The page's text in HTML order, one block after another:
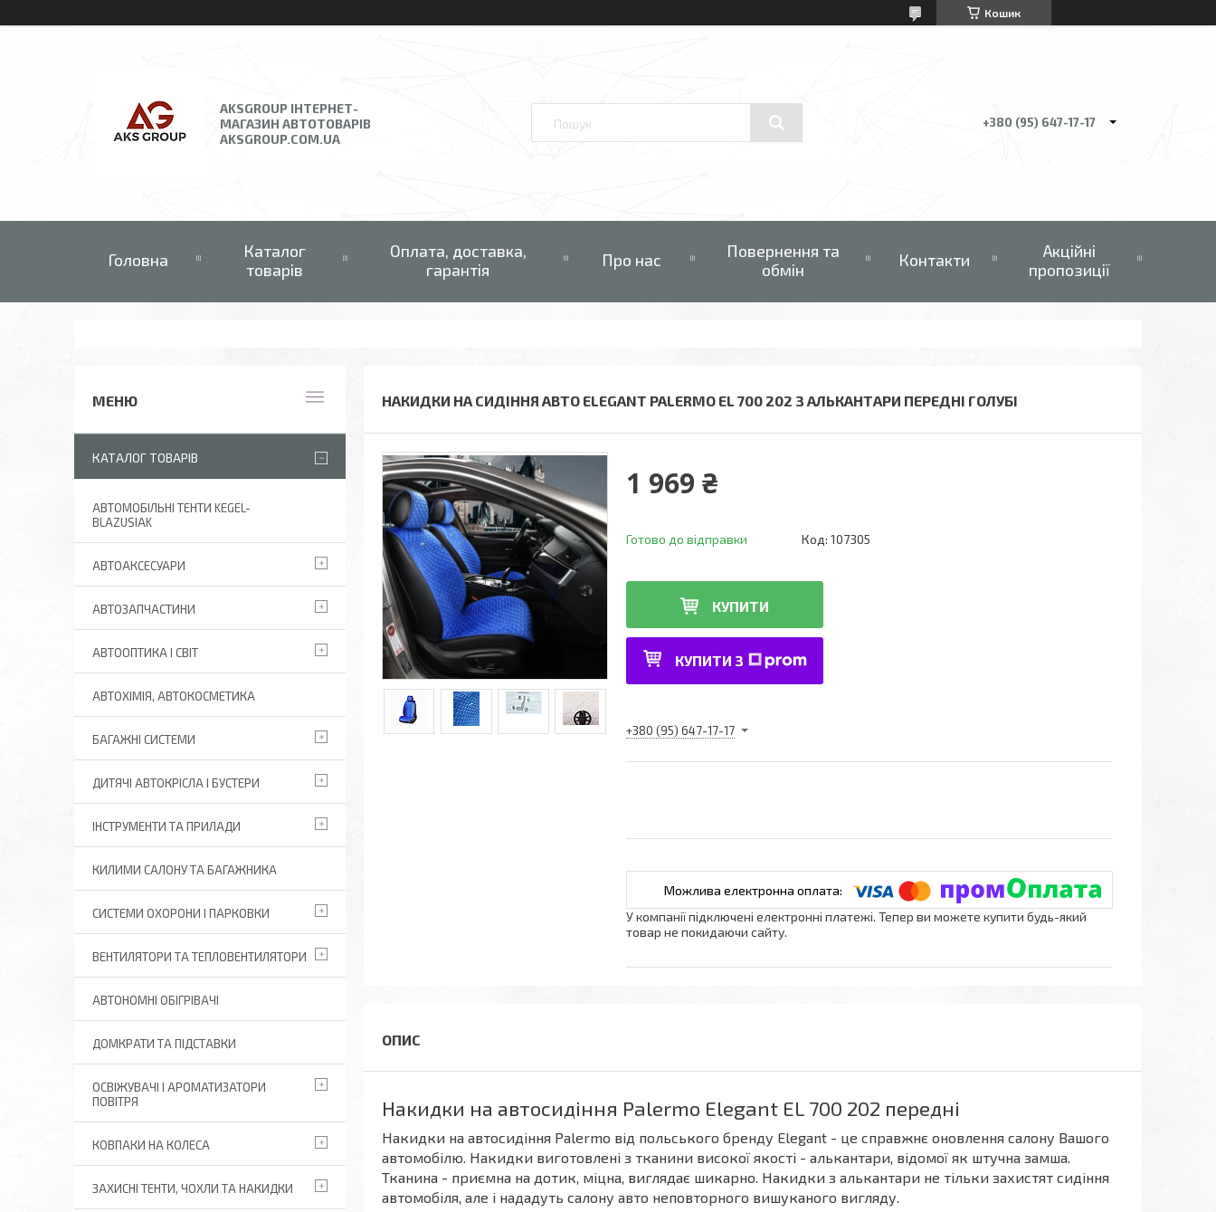
Кошик
AKSGROUP ІНТЕРНЕТ-
МАГАЗИН АВТОТОВАРІВ
AKSGROUP.COM.UA
+380 (95) 647-17-17
Головна
Каталог
товарів
Оплата, доставка,
гарантія
Про нас
Повернення та
обмін
Контакти
Акційні
пропозиції
НАКИДКИ НА СИДІННЯ АВТО ELEGANT PALERMO EL 700 202 З АЛЬКАНТАРИ ПЕРЕДНІ ГОЛУБІ
1 969 ₴
Готово до відправки Код: 107305
КУПИТИ
КУПИТИ З
+380 (95) 647-17-17
У компанії підключені електронні платежі. Тепер ви можете купити будь-який
товар не покидаючи сайту.
Накидки на автосидіння Palermo Elegant EL 700 202 передні
Накидки на автосидіння Palermo від польського бренду Elegant - це справжнє оновлення салону Вашого
автомобілю. Накидки виготовлені з тканини високої якості - алькантари, відомої як штучна замша.
Тканина - приємна на дотик, міцна, виглядає шикарно. Накидки з алькантари не тільки захистят сидіння
автомобіля, але і нададуть салону авто неповторного вишуканого вигляду.
КАТАЛОГ ТОВАРІВ
АВТОМОБІЛЬНІ ТЕНТИ KEGEL-
BLAZUSIAK
АВТОАКСЕСУАРИ
АВТОЗАПЧАСТИНИ
АВТООПТИКА І СВІТ
АВТОХІМІЯ, АВТОКОСМЕТИКА
БАГАЖНІ СИСТЕМИ
ДИТЯЧІ АВТОКРІСЛА І БУСТЕРИ
ІНСТРУМЕНТИ ТА ПРИЛАДИ
КИЛИМИ САЛОНУ ТА БАГАЖНИКА
СИСТЕМИ ОХОРОНИ І ПАРКОВКИ
ВЕНТИЛЯТОРИ ТА ТЕПЛОВЕНТИЛЯТОРИ
АВТОНОМНІ ОБІГРІВАЧІ
ДОМКРАТИ ТА ПІДСТАВКИ
ОСВІЖУВАЧІ І АРОМАТИЗАТОРИ
ПОВІТРЯ
КОВПАКИ НА КОЛЕСА
ЗАХИСНІ ТЕНТИ, ЧОХЛИ ТА НАКИДКИ